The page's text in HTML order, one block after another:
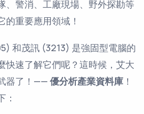
、警消、工廠現場、野外探勘等
的重要應用領域！
和茂訊 (3213) 是強固型電腦的
快速了解它們呢？這時候，艾大
器了！—— 優分析產業資料庫 ！
：